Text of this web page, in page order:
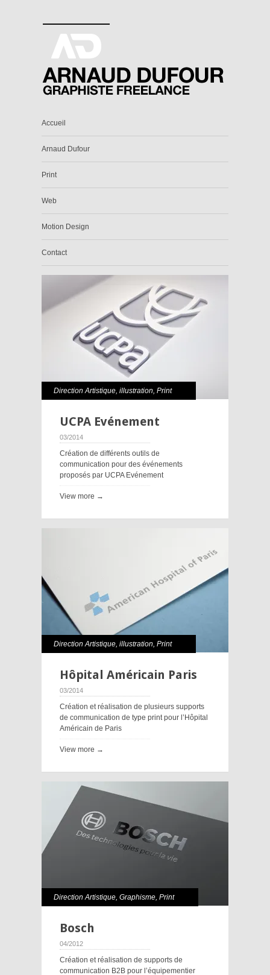
Accueil
Arnaud Dufour
Print
Web
Motion Design
Contact
Direction Artistique, illustration, Print
UCPA Evénement
03/2014
Création de différents outils de
communication pour des événements
proposés par UCPA Evénement
View more →
Direction Artistique, illustration, Print
Hôpital Américain Paris
03/2014
Création et réalisation de plusieurs supports
de communication de type print pour l’Hôpital
Américain de Paris
View more →
Direction Artistique, Graphisme, Print
Bosch
04/2012
Création et réalisation de supports de
communication B2B pour l’équipementier